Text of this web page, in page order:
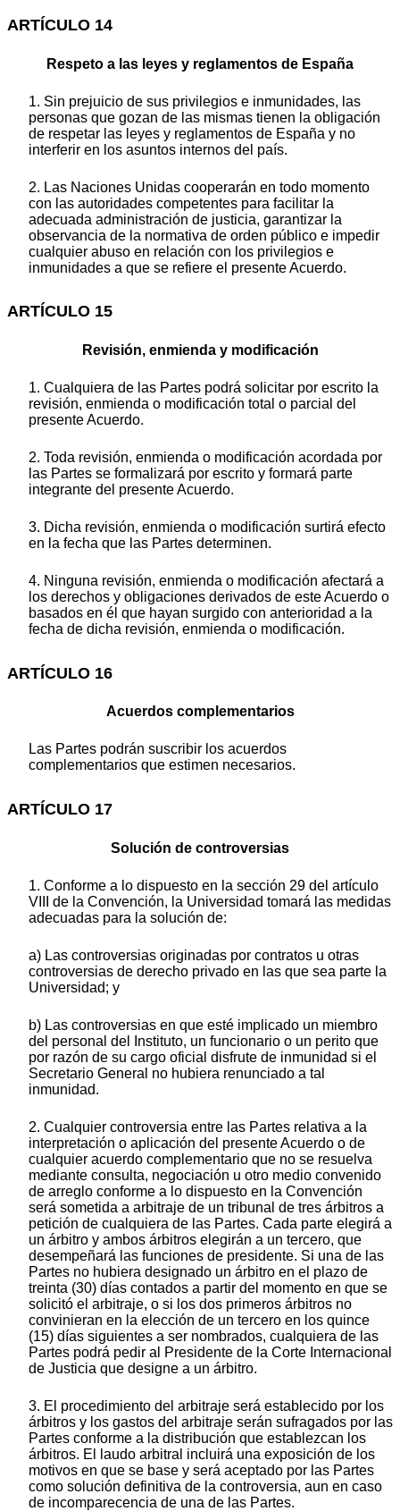
ARTÍCULO 14
Respeto a las leyes y reglamentos de España
1. Sin prejuicio de sus privilegios e inmunidades, las
personas que gozan de las mismas tienen la obligación
de respetar las leyes y reglamentos de España y no
interferir en los asuntos internos del país.
2. Las Naciones Unidas cooperarán en todo momento
con las autoridades competentes para facilitar la
adecuada administración de justicia, garantizar la
observancia de la normativa de orden público e impedir
cualquier abuso en relación con los privilegios e
inmunidades a que se refiere el presente Acuerdo.
ARTÍCULO 15
Revisión, enmienda y modificación
1. Cualquiera de las Partes podrá solicitar por escrito la
revisión, enmienda o modificación total o parcial del
presente Acuerdo.
2. Toda revisión, enmienda o modificación acordada por
las Partes se formalizará por escrito y formará parte
integrante del presente Acuerdo.
3. Dicha revisión, enmienda o modificación surtirá efecto
en la fecha que las Partes determinen.
4. Ninguna revisión, enmienda o modificación afectará a
los derechos y obligaciones derivados de este Acuerdo o
basados en él que hayan surgido con anterioridad a la
fecha de dicha revisión, enmienda o modificación.
ARTÍCULO 16
Acuerdos complementarios
Las Partes podrán suscribir los acuerdos
complementarios que estimen necesarios.
ARTÍCULO 17
Solución de controversias
1. Conforme a lo dispuesto en la sección 29 del artículo
VIII de la Convención, la Universidad tomará las medidas
adecuadas para la solución de:
a) Las controversias originadas por contratos u otras
controversias de derecho privado en las que sea parte la
Universidad; y
b) Las controversias en que esté implicado un miembro
del personal del Instituto, un funcionario o un perito que
por razón de su cargo oficial disfrute de inmunidad si el
Secretario General no hubiera renunciado a tal
inmunidad.
2. Cualquier controversia entre las Partes relativa a la
interpretación o aplicación del presente Acuerdo o de
cualquier acuerdo complementario que no se resuelva
mediante consulta, negociación u otro medio convenido
de arreglo conforme a lo dispuesto en la Convención
será sometida a arbitraje de un tribunal de tres árbitros a
petición de cualquiera de las Partes. Cada parte elegirá a
un árbitro y ambos árbitros elegirán a un tercero, que
desempeñará las funciones de presidente. Si una de las
Partes no hubiera designado un árbitro en el plazo de
treinta (30) días contados a partir del momento en que se
solicitó el arbitraje, o si los dos primeros árbitros no
convinieran en la elección de un tercero en los quince
(15) días siguientes a ser nombrados, cualquiera de las
Partes podrá pedir al Presidente de la Corte Internacional
de Justicia que designe a un árbitro.
3. El procedimiento del arbitraje será establecido por los
árbitros y los gastos del arbitraje serán sufragados por las
Partes conforme a la distribución que establezcan los
árbitros. El laudo arbitral incluirá una exposición de los
motivos en que se base y será aceptado por las Partes
como solución definitiva de la controversia, aun en caso
de incomparecencia de una de las Partes.